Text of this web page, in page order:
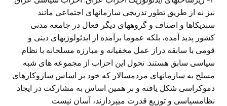
نیز نه از طریق تطور تدریجی سازمانهای اجتماعی مانند
سندیکاها و اصناف و گروههای دیگر فعال در جامعه مدنی
کشور پدید آمده، بلکه عموما برآمده از ایدئولوژیهای دینی و
قومی با سابقه دراز عمل مخفیانه و مبارزه مسلحانه با نظام
سیاسی سابق هستند. تحول این احزاب از مجموعه های شبه
مسلح به سازمانهای مردمسالار که خود بر اساس سازوکارهای
دموکراسی شکل یافته و بر همین اساس به مشارکت در ایجاد
نظامسیاسی و توزیع قدرت میپردازند، آسان نیست.